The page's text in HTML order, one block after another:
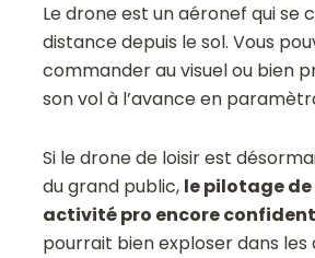
Le drone est un aéronef qui se
distance depuis le sol. Vous
commander au visuel ou bien
son vol à l’avance en
Si le drone de loisir est
du grand public, le pilotage
activité pro encore
pourrait bien exploser dans les